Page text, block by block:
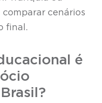
cenários
final.
é